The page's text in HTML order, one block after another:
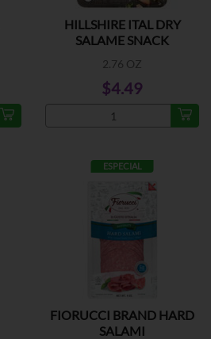
HILLSHIRE ITAL DRY
SALAME SNACK
2.76 OZ
$4.49
ESPECIAL
FIORUCCI BRAND HARD
SALAMI